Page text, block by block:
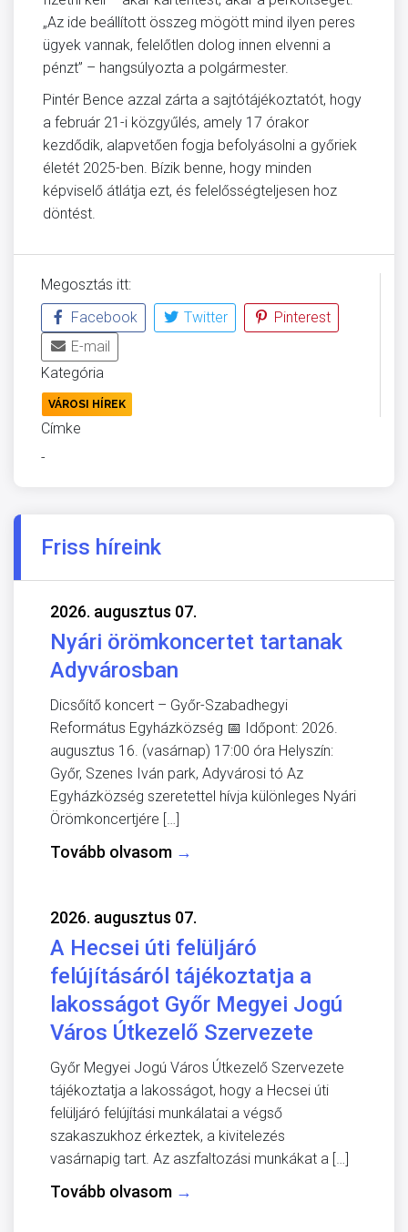
„Az ide beállított összeg mögött mind ilyen peres
ügyek vannak, felelőtlen dolog innen elvenni a
pénzt” – hangsúlyozta a polgármester.
Pintér Bence azzal zárta a sajtótájékoztatót, hogy
a február 21-i közgyűlés, amely 17 órakor
kezdődik, alapvetően fogja befolyásolni a győriek
életét 2025-ben. Bízik benne, hogy minden
képviselő átlátja ezt, és felelősségteljesen hoz
döntést.
Megosztás itt:
Facebook
Twitter
Pinterest
E-mail
Kategória
VÁROSI HÍREK
Címke
-
Friss híreink
2026. augusztus 07.
Nyári örömkoncertet tartanak
Adyvárosban
Dicsőítő koncert – Győr-Szabadhegyi
Református Egyházközség 📅 Időpont: 2026.
augusztus 16. (vasárnap) 17:00 óra Helyszín:
Győr, Szenes Iván park, Adyvárosi tó Az
Egyházközség szeretettel hívja különleges Nyári
Örömkoncertjére […]
Tovább olvasom →
2026. augusztus 07.
A Hecsei úti felüljáró
felújításáról tájékoztatja a
lakosságot Győr Megyei Jogú
Város Útkezelő Szervezete
Győr Megyei Jogú Város Útkezelő Szervezete
tájékoztatja a lakosságot, hogy a Hecsei úti
felüljáró felújítási munkálatai a végső
szakaszukhoz érkeztek, a kivitelezés
vasárnapig tart. Az aszfaltozási munkákat a […]
Tovább olvasom →